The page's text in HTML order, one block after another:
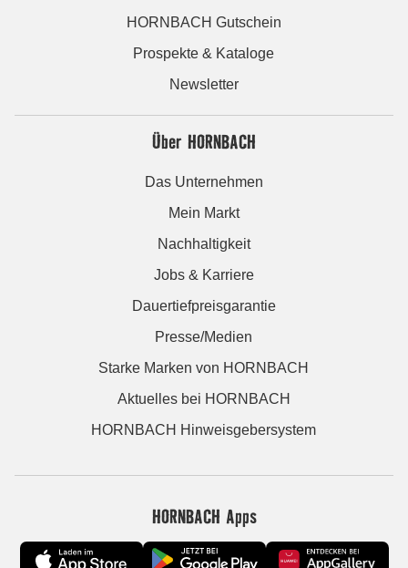
HORNBACH Gutschein
Prospekte & Kataloge
Newsletter
Über HORNBACH
Das Unternehmen
Mein Markt
Nachhaltigkeit
Jobs & Karriere
Dauertiefpreisgarantie
Presse/Medien
Starke Marken von HORNBACH
Aktuelles bei HORNBACH
HORNBACH Hinweisgebersystem
HORNBACH Apps